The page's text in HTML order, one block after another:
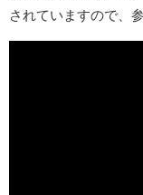
されていますので、